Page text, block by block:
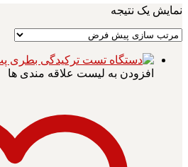
نمایش یک نتیجه
افزودن به لیست علاقه مندی ها